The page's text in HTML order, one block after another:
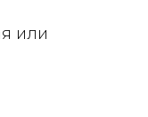
или